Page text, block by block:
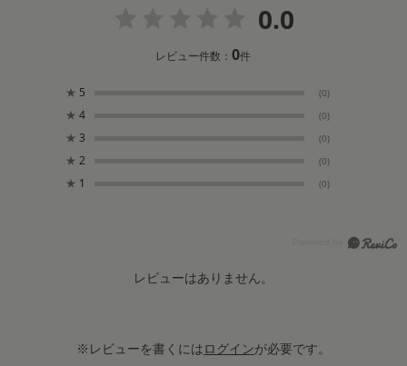
0.0
レビュー件数：0件
★ 5 (0)
★ 4 (0)
★ 3 (0)
★ 2 (0)
★ 1 (0)
レビューはありません。
※レビューを書くにはログインが必要です。